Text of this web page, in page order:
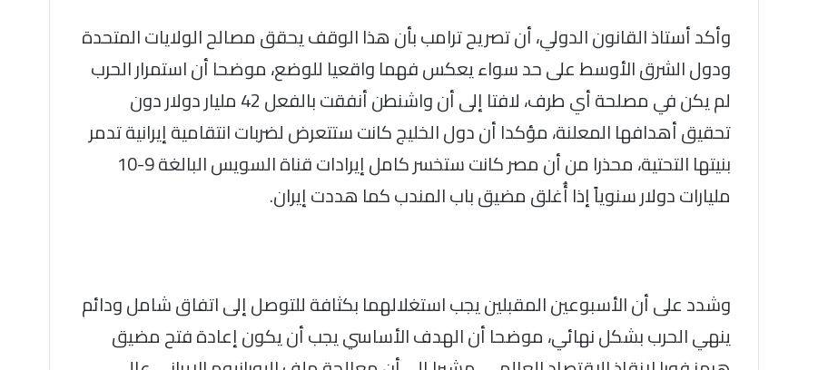
وأكد أستاذ القانون الدولي، أن تصريح ترامب بأن هذا الوقف يحقق مصالح الولايات المتحدة
ودول الشرق الأوسط على حد سواء يعكس فهما واقعيا للوضع، موضحا أن استمرار الحرب
لم يكن في مصلحة أي طرف، لافتا إلى أن واشنطن أنفقت بالفعل 42 مليار دولار دون
تحقيق أهدافها المعلنة، مؤكدا أن دول الخليج كانت ستتعرض لضربات انتقامية إيرانية تدمر
بنيتها التحتية، محذرا من أن مصر كانت ستخسر كامل إيرادات قناة السويس البالغة 9-10
مليارات دولار سنوياً إذا أُغلق مضيق باب المندب كما هددت إيران.
وشدد على أن الأسبوعين المقبلين يجب استغلالهما بكثافة للتوصل إلى اتفاق شامل ودائم
ينهي الحرب بشكل نهائي، موضحا أن الهدف الأساسي يجب أن يكون إعادة فتح مضيق